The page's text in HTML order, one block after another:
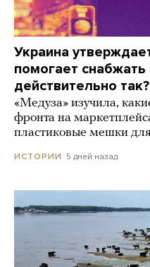
Украина
помогает
действительно так?
«Медуза» изучила,
фронта на
пластиковые мешки
ИСТОРИИ 5 дней назад